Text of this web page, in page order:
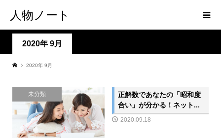
人物ノート
2020年 9月
2020年 9月
未分類
正解数であなたの「昭和度
合い」が分かる！ネット...
2020.09.18